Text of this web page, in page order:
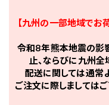
【九州の一部地域でお
令和8年熊本地震の影
止、ならびに九州全
配送に関しては通常
ご注文に際しましては